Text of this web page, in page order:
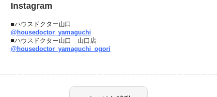
Instagram
■ハウスドクター山口
@housedoctor_yamaguchi
■ハウスドクター山口 山口店
@housedoctor_yamaguchi_ogori